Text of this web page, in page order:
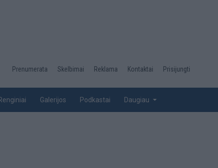
Desktop
top
Prenumerata Skelbimai Reklama Kontaktai Prisijungti
Galerijos Podkastai Daugiau